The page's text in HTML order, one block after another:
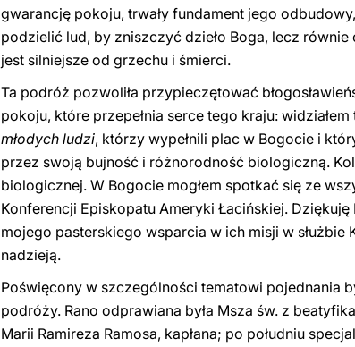
gwarancję pokoju, trwały fundament jego
podzielić lud, by zniszczyć dzieło Boga, lecz
jest silniejsze od grzechu i śmierci.
Ta podróż pozwoliła przypieczętować
pokoju, które przepełnia serce tego kraju:
młodych ludzi, którzy wypełnili plac w Bogocie i
przez swoją bujność i różnorodność biologiczną.
biologicznej. W Bogocie mogłem spotkać się ze
Konferencji Episkopatu Ameryki Łacińskiej.
mojego pasterskiego wsparcia w ich misji w służbie
nadzieją.
Poświęcony w szczególności tematowi pojednania
podróży. Rano odprawiana była Msza św. z
Marii Ramireza Ramosa, kapłana; po południu